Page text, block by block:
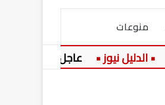
منوعات
عاجل: